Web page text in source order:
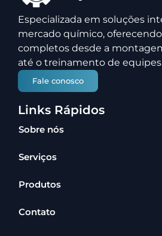
Especializada em soluções
mercado químico,
completos desde a
até o treinamento de
Fale conosco
Links Rápidos
Sobre nós
Serviços
Produtos
Contato